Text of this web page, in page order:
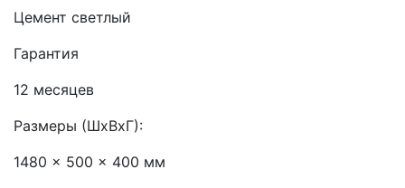
Цемент светлый
Гарантия
12 месяцев
Размеры (ШхВхГ):
1480 x 500 x 400 мм